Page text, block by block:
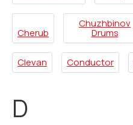
Cherub
Chuzhbinov
Drums
Clevan Conductor
D